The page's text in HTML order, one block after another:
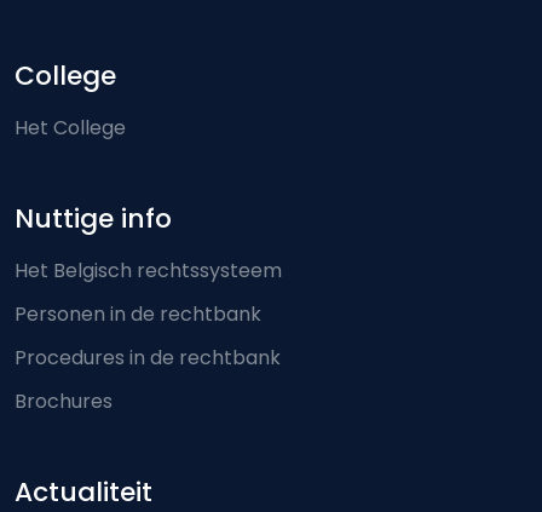
College
Het College
Nuttige info
Het Belgisch rechtssysteem
Personen in de rechtbank
Procedures in de rechtbank
Brochures
Actualiteit